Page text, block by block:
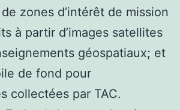
zones d’intérêt de mission
à partir d’images satellites
géospatiaux; et
de fond pour
collectées par TAC.